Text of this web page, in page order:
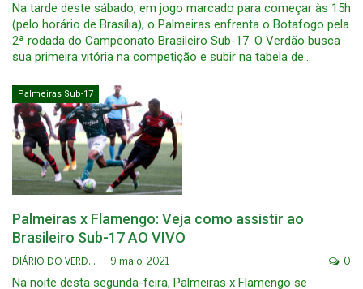
Na tarde deste sábado, em jogo marcado para começar às 15h
(pelo horário de Brasília), o Palmeiras enfrenta o Botafogo pela
2ª rodada do Campeonato Brasileiro Sub-17. O Verdão busca
sua primeira vitória na competição e subir na tabela de…
Palmeiras Sub-17
Palmeiras x Flamengo: Veja como assistir ao
Brasileiro Sub-17 AO VIVO
DIÁRIO DO VERDÃO 9 maio, 2021 0
Na noite desta segunda-feira, Palmeiras x Flamengo se